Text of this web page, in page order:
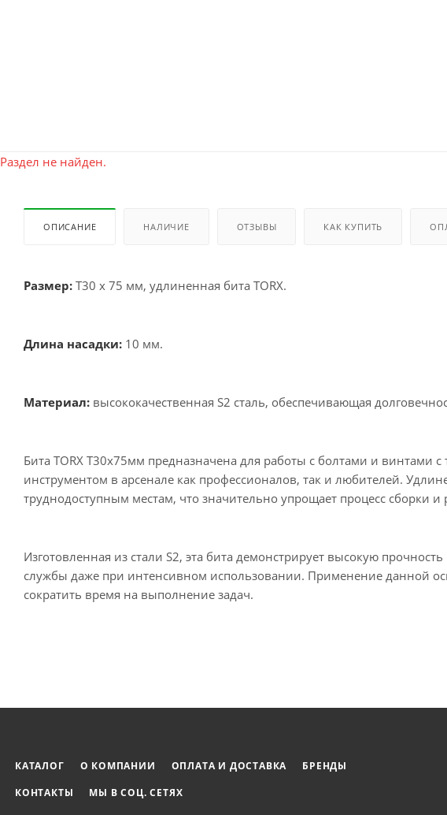
Раздел не найден.
ОПИСАНИЕ НАЛИЧИЕ ОТЗЫВЫ КАК КУПИТЬ
Размер: Т30 х 75 мм, удлиненная битa TORX.
Длина насадки: 10 мм.
Материал: высококачественная S2 сталь, обеспечивающая
Бита TORX Т30х75мм предназначена для работы с болтами и винтами
инструментом в арсенале как профессионалов, так и любителей.
труднодоступным местам, что значительно упрощает процесс сборки
Изготовленная из стали S2, эта бита демонстрирует высокую
службы даже при интенсивном использовании. Применение данной
сократить время на выполнение задач.
КАТАЛОГ О КОМПАНИИ ОПЛАТА И ДОСТАВКА
БРЕНДЫ
КОНТАКТЫ
МЫ В СОЦ. СЕТЯХ